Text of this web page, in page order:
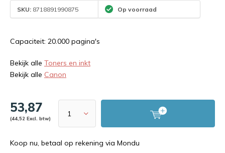
SKU: 8718891990875 Op voorraad
Capaciteit: 20.000 pagina's
Bekijk alle Toners en inkt
Bekijk alle Canon
53,87
(44,52 Excl. btw)
Koop nu, betaal op rekening via Mondu